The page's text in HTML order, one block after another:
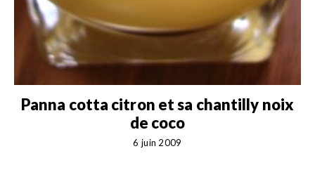
Panna cotta citron et sa chantilly noix
de coco
6 juin 2009